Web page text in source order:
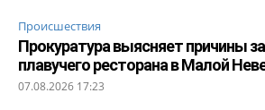
Происшествия
Прокуратура выясняет причины
плавучего ресторана в Малой
07.08.2026 17:23